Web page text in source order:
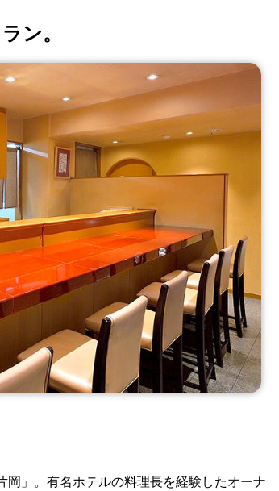
ン。
」。有名ホテルの料理長を経験したオーナ